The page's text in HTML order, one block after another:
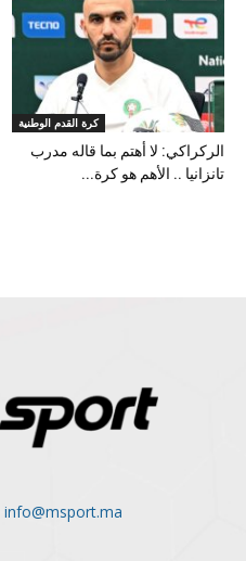
كرة القدم الوطنية
الركراكي: لا أهتم بما قاله مدرب
تانزانيا .. الأهم هو كرة...
info@msport.ma